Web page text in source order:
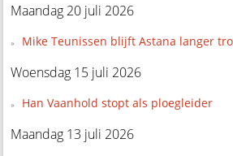
Maandag 20 juli 2026
Mike Teunissen blijft Astana langer
Woensdag 15 juli 2026
Han Vaanhold stopt als ploegleider
Maandag 13 juli 2026